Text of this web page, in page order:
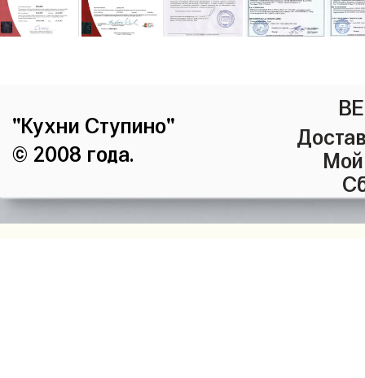
"Кухни Ступино"
© 2008 года.